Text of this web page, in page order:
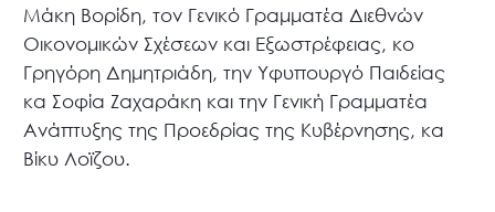
Μάκη Βορίδη, τον Γενικό Γραμματέα Διεθνών
Οικονομικών Σχέσεων και Εξωστρέφειας, κο
Γρηγόρη Δημητριάδη, την Υφυπουργό Παιδείας
κα Σοφία Ζαχαράκη και την Γενική Γραμματέα
Ανάπτυξης της Προεδρίας της Κυβέρνησης, κα
Βίκυ Λοϊζου.